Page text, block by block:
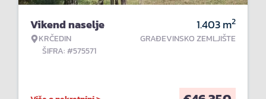
Vikend naselje
KRČEDIN
ŠIFRA: #575571
1.403m2
GRAĐEVINSKO ZEMLJIŠTE